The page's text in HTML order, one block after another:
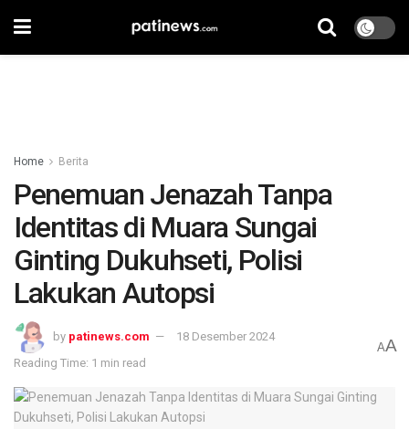
Home Berita
Penemuan Jenazah Tanpa
Identitas di Muara Sungai
Ginting Dukuhseti, Polisi
Lakukan Autopsi
by patinews.com
18 Desember 2024
Reading Time: 1 min read
AA